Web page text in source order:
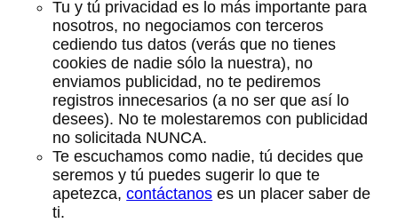
Tu y tú privacidad es lo más importante para
nosotros, no negociamos con terceros
cediendo tus datos (verás que no tienes
cookies de nadie sólo la nuestra), no
enviamos publicidad, no te pediremos
registros innecesarios (a no ser que así lo
desees). No te molestaremos con publicidad
no solicitada NUNCA.
Te escuchamos como nadie, tú decides que
seremos y tú puedes sugerir lo que te
apetezca,contáctanos es un placer saber de
ti.